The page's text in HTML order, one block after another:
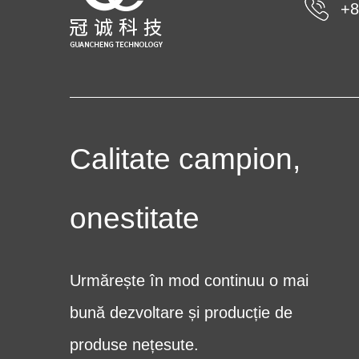
Calitate campion,
onestitate
Urmărește în mod continuu o mai
bună dezvoltare și producție de
produse nețesute.